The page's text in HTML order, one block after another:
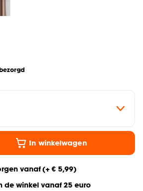
In winkelwagen
vanaf (+ € 5,99)
de winkel vanaf 25 euro